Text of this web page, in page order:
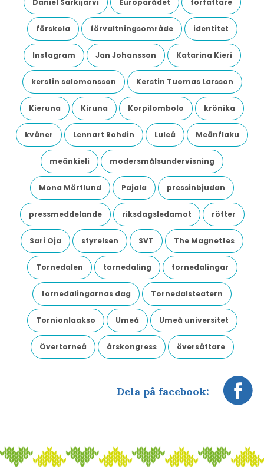
Daniel Särkijärvi Europarådet författare
förskola förvaltningsområde identitet
Instagram Jan Johansson Katarina Kieri
kerstin salomonsson Kerstin Tuomas Larsson
Kieruna Kiruna Korpilombolo krönika
kväner Lennart Rohdin Luleå Meänflaku
meänkieli modersmålsundervisning
Mona Mörtlund Pajala pressinbjudan
pressmeddelande riksdagsledamot rötter
Sari Oja styrelsen SVT The Magnettes
Tornedalen tornedaling tornedalingar
tornedalingarnas dag Tornedalsteatern
Tornionlaakso Umeå Umeå universitet
Övertorneå årskongress översättare
Dela på facebook: